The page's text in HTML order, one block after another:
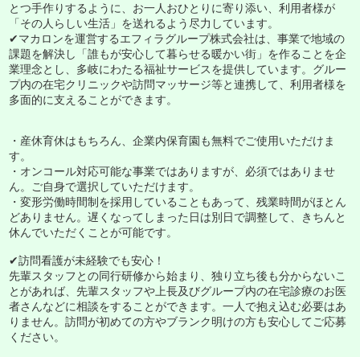
とつ手作りするように、お一人おひとりに寄り添い、利用者様が
「その人らしい生活」を送れるよう尽力しています。
✔マカロンを運営するエフィラグループ株式会社は、事業で地域の
課題を解決し「誰もが安心して暮らせる暖かい街」を作ることを企
業理念とし、多岐にわたる福祉サービスを提供しています。グルー
プ内の在宅クリニックや訪問マッサージ等と連携して、利用者様を
多面的に支えることができます。
・産休育休はもちろん、企業内保育園も無料でご使用いただけま
す。
・オンコール対応可能な事業ではありますが、必須ではありませ
ん。ご自身で選択していただけます。
・変形労働時間制を採用していることもあって、残業時間がほとん
どありません。遅くなってしまった日は別日で調整して、きちんと
休んでいただくことが可能です。
✔訪問看護が未経験でも安心！
先輩スタッフとの同行研修から始まり、独り立ち後も分からないこ
とがあれば、先輩スタッフや上長及びグループ内の在宅診療のお医
者さんなどに相談をすることができます。一人で抱え込む必要はあ
りません。訪問が初めての方やブランク明けの方も安心してご応募
ください。